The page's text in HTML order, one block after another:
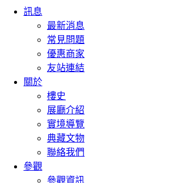
訊息
最新消息
常見問題
優惠商家
友站連結
關於
樓史
展廳介紹
實境導覽
典藏文物
聯絡我們
參觀
參觀資訊